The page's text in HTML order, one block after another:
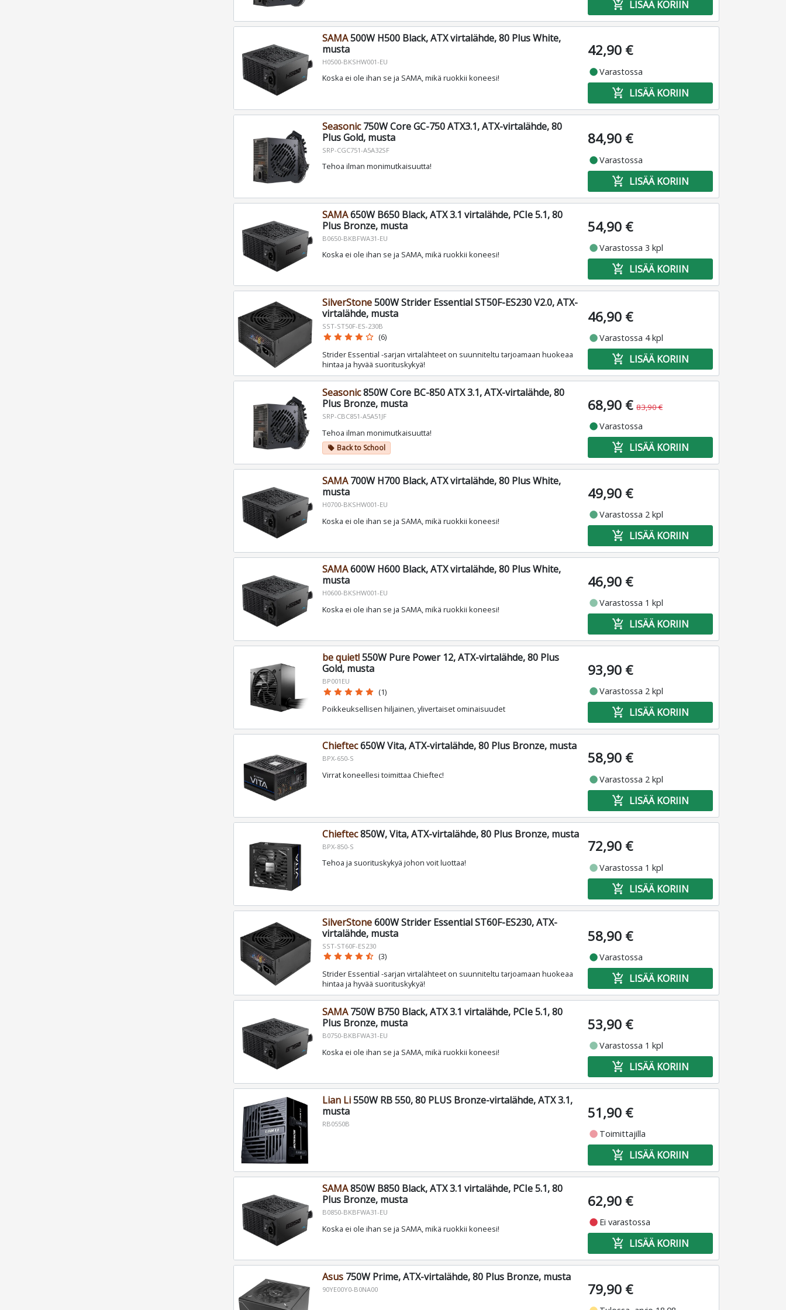
add_shopping_cart LISÄÄ KORIIN
SAMA500W H500 Black, ATX virtalähde, 80 Plus White,
musta
H0500-BKSHW001-EU
Koska ei ole ihan se ja SAMA, mikä ruokkii koneesi!
42,90 €
fiber_manual_recordVarastossa
add_shopping_cart LISÄÄ KORIIN
Seasonic750W Core GC-750 ATX3.1, ATX-virtalähde, 80
Plus Gold, musta
SRP-CGC751-A5A32SF
Tehoa ilman monimutkaisuutta!
84,90 €
fiber_manual_recordVarastossa
add_shopping_cart LISÄÄ KORIIN
SAMA650W B650 Black, ATX 3.1 virtalähde, PCIe 5.1, 80
Plus Bronze, musta
B0650-BKBFWA31-EU
Koska ei ole ihan se ja SAMA, mikä ruokkii koneesi!
54,90 €
fiber_manual_recordVarastossa 3 kpl
add_shopping_cart LISÄÄ KORIIN
SilverStone500W Strider Essential ST50F-ES230 V2.0, ATX-
virtalähde, musta
SST-ST50F-ES-230B
star star star star star_border (6)
Strider Essential -sarjan virtalähteet on suunniteltu tarjoamaan huokeaa
hintaa ja hyvää suorituskykyä!
46,90 €
fiber_manual_recordVarastossa 4 kpl
add_shopping_cart LISÄÄ KORIIN
Seasonic850W Core BC-850 ATX 3.1, ATX-virtalähde, 80
Plus Bronze, musta
SRP-CBC851-A5A51JF
Tehoa ilman monimutkaisuutta!
local_offer Back to School
68,90 € 83,90 €
fiber_manual_recordVarastossa
add_shopping_cart LISÄÄ KORIIN
SAMA700W H700 Black, ATX virtalähde, 80 Plus White,
musta
H0700-BKSHW001-EU
Koska ei ole ihan se ja SAMA, mikä ruokkii koneesi!
49,90 €
fiber_manual_recordVarastossa 2 kpl
add_shopping_cart LISÄÄ KORIIN
SAMA600W H600 Black, ATX virtalähde, 80 Plus White,
musta
H0600-BKSHW001-EU
Koska ei ole ihan se ja SAMA, mikä ruokkii koneesi!
46,90 €
fiber_manual_recordVarastossa 1 kpl
add_shopping_cart LISÄÄ KORIIN
be quiet!550W Pure Power 12, ATX-virtalähde, 80 Plus
Gold, musta
BP001EU
star star star star star (1)
Poikkeuksellisen hiljainen, ylivertaiset ominaisuudet
93,90 €
fiber_manual_recordVarastossa 2 kpl
add_shopping_cart LISÄÄ KORIIN
Chieftec650W Vita, ATX-virtalähde, 80 Plus Bronze, musta
BPX-650-S
Virrat koneellesi toimittaa Chieftec!
58,90 €
fiber_manual_recordVarastossa 2 kpl
add_shopping_cart LISÄÄ KORIIN
Chieftec850W, Vita, ATX-virtalähde, 80 Plus Bronze, musta
BPX-850-S
Tehoa ja suorituskykyä johon voit luottaa!
72,90 €
fiber_manual_recordVarastossa 1 kpl
add_shopping_cart LISÄÄ KORIIN
SilverStone600W Strider Essential ST60F-ES230, ATX-
virtalähde, musta
SST-ST60F-ES230
star star star star star_half (3)
Strider Essential -sarjan virtalähteet on suunniteltu tarjoamaan huokeaa
hintaa ja hyvää suorituskykyä!
58,90 €
fiber_manual_recordVarastossa
add_shopping_cart LISÄÄ KORIIN
SAMA750W B750 Black, ATX 3.1 virtalähde, PCIe 5.1, 80
Plus Bronze, musta
B0750-BKBFWA31-EU
Koska ei ole ihan se ja SAMA, mikä ruokkii koneesi!
53,90 €
fiber_manual_recordVarastossa 1 kpl
add_shopping_cart LISÄÄ KORIIN
Lian Li550W RB 550, 80 PLUS Bronze-virtalähde, ATX 3.1,
musta
RB0550B
51,90 €
fiber_manual_record Toimittajilla
add_shopping_cart LISÄÄ KORIIN
SAMA850W B850 Black, ATX 3.1 virtalähde, PCIe 5.1, 80
Plus Bronze, musta
B0850-BKBFWA31-EU
Koska ei ole ihan se ja SAMA, mikä ruokkii koneesi!
62,90 €
fiber_manual_record Ei varastossa
add_shopping_cart LISÄÄ KORIIN
Asus750W Prime, ATX-virtalähde, 80 Plus Bronze, musta
90YE00Y0-B0NA00 79,90 €